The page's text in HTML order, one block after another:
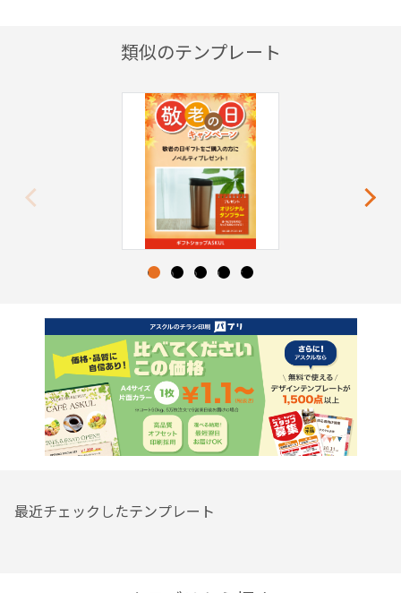
類似のテンプレート
Next
1 2 3 4 5
最近チェックしたテンプレート